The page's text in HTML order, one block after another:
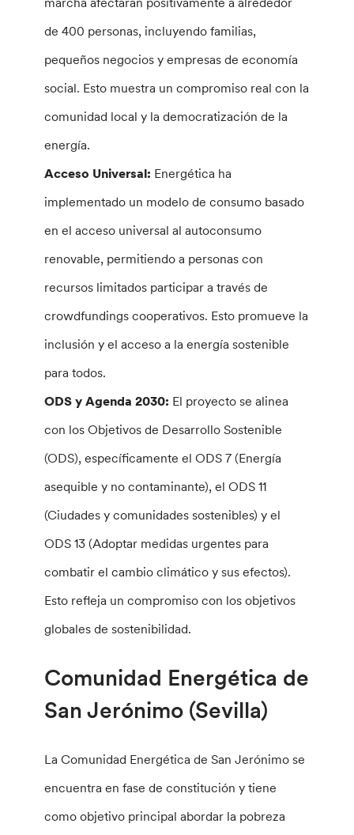
de 400 personas, incluyendo familias,
pequeños negocios y empresas de economía
social. Esto muestra un compromiso real con la
comunidad local y la democratización de la
energía.
Acceso Universal: Energética ha
implementado un modelo de consumo basado
en el acceso universal al autoconsumo
renovable, permitiendo a personas con
recursos limitados participar a través de
crowdfundings cooperativos. Esto promueve la
inclusión y el acceso a la energía sostenible
para todos.
ODS y Agenda 2030: El proyecto se alinea
con los Objetivos de Desarrollo Sostenible
(ODS), específicamente el ODS 7 (Energía
asequible y no contaminante), el ODS 11
(Ciudades y comunidades sostenibles) y el
ODS 13 (Adoptar medidas urgentes para
combatir el cambio climático y sus efectos).
Esto refleja un compromiso con los objetivos
globales de sostenibilidad.
Comunidad Energética de
San Jerónimo (Sevilla)
La Comunidad Energética de San Jerónimo se
encuentra en fase de constitución y tiene
como objetivo principal abordar la pobreza